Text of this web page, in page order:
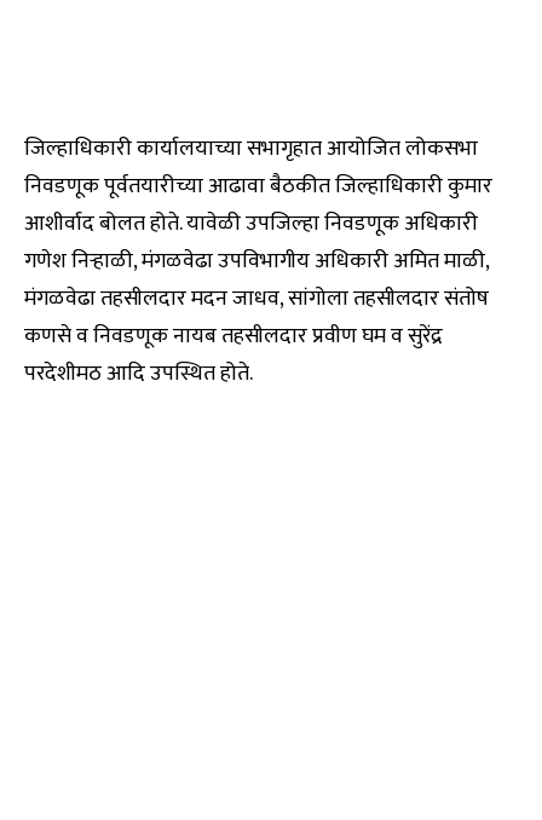
जिल्हाधिकारी कार्यालयाच्या सभागृहात आयोजित लोकसभा
निवडणूक पूर्वतयारीच्या आढावा बैठकीत जिल्हाधिकारी कुमार
आशीर्वाद बोलत होते. यावेळी उपजिल्हा निवडणूक अधिकारी
गणेश निऱ्हाळी, मंगळवेढा उपविभागीय अधिकारी अमित माळी,
मंगळवेढा तहसीलदार मदन जाधव, सांगोला तहसीलदार संतोष
कणसे व निवडणूक नायब तहसीलदार प्रवीण घम व सुरेंद्र
परदेशीमठ आदि उपस्थित होते.